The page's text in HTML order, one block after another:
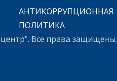
АНТИКОРРУПЦИОННАЯ
ПОЛИТИКА
Все права защищены.